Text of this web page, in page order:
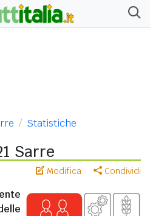
Statistiche
Sarre
Modifica Condividi